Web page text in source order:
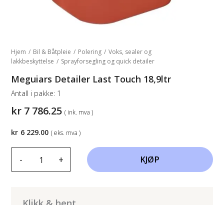
Hjem / Bil & Båtpleie / Polering / Voks, sealer og
lakkbeskyttelse / Sprayforsegling og quick detailer
Meguiars Detailer Last Touch 18,9ltr
kr 7 786.25 ( ink. mva )
Antall i pakke: 1
-
18,9ltr
+ KJØP
kr 6 229.00 ( eks. mva )